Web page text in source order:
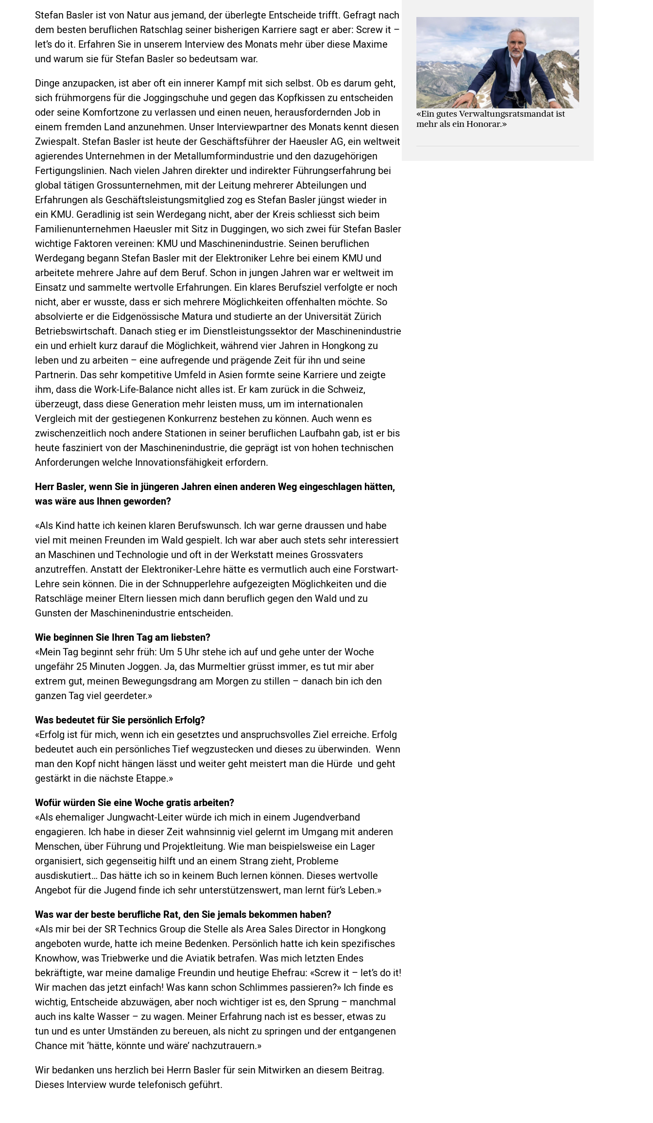
Stefan Basler ist von Natur aus jemand, der überlegte Entscheide trifft. Gefragt nach
dem besten beruflichen Ratschlag seiner bisherigen Karriere sagt er aber: Screw it –
let’s do it. Erfahren Sie in unserem Interview des Monats mehr über diese Maxime
und warum sie für Stefan Basler so bedeutsam war.
Dinge anzupacken, ist aber oft ein innerer Kampf mit sich selbst. Ob es darum geht,
sich frühmorgens für die Joggingschuhe und gegen das Kopfkissen zu entscheiden
oder seine Komfortzone zu verlassen und einen neuen, herausfordernden Job in
einem fremden Land anzunehmen. Unser Interviewpartner des Monats kennt diesen
Zwiespalt. Stefan Basler ist heute der Geschäftsführer der Haeusler AG, ein weltweit
agierendes Unternehmen in der Metallumformindustrie und den dazugehörigen
Fertigungslinien. Nach vielen Jahren direkter und indirekter Führungserfahrung bei
global tätigen Grossunternehmen, mit der Leitung mehrerer Abteilungen und
Erfahrungen als Geschäftsleistungsmitglied zog es Stefan Basler jüngst wieder in
ein KMU. Geradlinig ist sein Werdegang nicht, aber der Kreis schliesst sich beim
Familienunternehmen Haeusler mit Sitz in Duggingen, wo sich zwei für Stefan Basler
wichtige Faktoren vereinen: KMU und Maschinenindustrie. Seinen beruflichen
Werdegang begann Stefan Basler mit der Elektroniker Lehre bei einem KMU und
arbeitete mehrere Jahre auf dem Beruf. Schon in jungen Jahren war er weltweit im
Einsatz und sammelte wertvolle Erfahrungen. Ein klares Berufsziel verfolgte er noch
nicht, aber er wusste, dass er sich mehrere Möglichkeiten offenhalten möchte. So
absolvierte er die Eidgenössische Matura und studierte an der Universität Zürich
Betriebswirtschaft. Danach stieg er im Dienstleistungssektor der Maschinenindustrie
ein und erhielt kurz darauf die Möglichkeit, während vier Jahren in Hongkong zu
leben und zu arbeiten – eine aufregende und prägende Zeit für ihn und seine
Partnerin. Das sehr kompetitive Umfeld in Asien formte seine Karriere und zeigte
ihm, dass die Work-Life-Balance nicht alles ist. Er kam zurück in die Schweiz,
überzeugt, dass diese Generation mehr leisten muss, um im internationalen
Vergleich mit der gestiegenen Konkurrenz bestehen zu können. Auch wenn es
zwischenzeitlich noch andere Stationen in seiner beruflichen Laufbahn gab, ist er bis
heute fasziniert von der Maschinenindustrie, die geprägt ist von hohen technischen
Anforderungen welche Innovationsfähigkeit erfordern.
Herr Basler, wenn Sie in jüngeren Jahren einen anderen Weg eingeschlagen hätten,
was wäre aus Ihnen geworden?
«Als Kind hatte ich keinen klaren Berufswunsch. Ich war gerne draussen und habe
viel mit meinen Freunden im Wald gespielt. Ich war aber auch stets sehr interessiert
an Maschinen und Technologie und oft in der Werkstatt meines Grossvaters
anzutreffen. Anstatt der Elektroniker-Lehre hätte es vermutlich auch eine Forstwart-
Lehre sein können. Die in der Schnupperlehre aufgezeigten Möglichkeiten und die
Ratschläge meiner Eltern liessen mich dann beruflich gegen den Wald und zu
Gunsten der Maschinenindustrie entscheiden.
Wie beginnen Sie Ihren Tag am liebsten?
«Mein Tag beginnt sehr früh: Um 5 Uhr stehe ich auf und gehe unter der Woche
ungefähr 25 Minuten Joggen. Ja, das Murmeltier grüsst immer, es tut mir aber
extrem gut, meinen Bewegungsdrang am Morgen zu stillen – danach bin ich den
ganzen Tag viel geerdeter.»
Was bedeutet für Sie persönlich Erfolg?
«Erfolg ist für mich, wenn ich ein gesetztes und anspruchsvolles Ziel erreiche. Erfolg
bedeutet auch ein persönliches Tief wegzustecken und dieses zu überwinden. Wenn
man den Kopf nicht hängen lässt und weiter geht meistert man die Hürde und geht
gestärkt in die nächste Etappe.»
Wofür würden Sie eine Woche gratis arbeiten?
«Als ehemaliger Jungwacht-Leiter würde ich mich in einem Jugendverband
engagieren. Ich habe in dieser Zeit wahnsinnig viel gelernt im Umgang mit anderen
Menschen, über Führung und Projektleitung. Wie man beispielsweise ein Lager
organisiert, sich gegenseitig hilft und an einem Strang zieht, Probleme
ausdiskutiert… Das hätte ich so in keinem Buch lernen können. Dieses wertvolle
Angebot für die Jugend finde ich sehr unterstützenswert, man lernt für’s Leben.»
Was war der beste berufliche Rat, den Sie jemals bekommen haben?
«Als mir bei der SR Technics Group die Stelle als Area Sales Director in Hongkong
angeboten wurde, hatte ich meine Bedenken. Persönlich hatte ich kein spezifisches
Knowhow, was Triebwerke und die Aviatik betrafen. Was mich letzten Endes
bekräftigte, war meine damalige Freundin und heutige Ehefrau: «Screw it – let’s do it!
Wir machen das jetzt einfach! Was kann schon Schlimmes passieren?» Ich finde es
wichtig, Entscheide abzuwägen, aber noch wichtiger ist es, den Sprung – manchmal
auch ins kalte Wasser – zu wagen. Meiner Erfahrung nach ist es besser, etwas zu
tun und es unter Umständen zu bereuen, als nicht zu springen und der entgangenen
Chance mit ‘hätte, könnte und wäre’ nachzutrauern.»
Wir bedanken uns herzlich bei Herrn Basler für sein Mitwirken an diesem Beitrag.
Dieses Interview wurde telefonisch geführt.
«Ein gutes Verwaltungs­ratsmandat ist
mehr als ein Honorar.»